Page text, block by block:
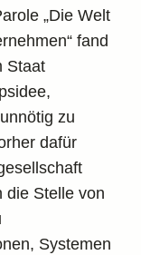
„Die Welt
fand
Staat
zu
dafür
die Stelle von
Systemen